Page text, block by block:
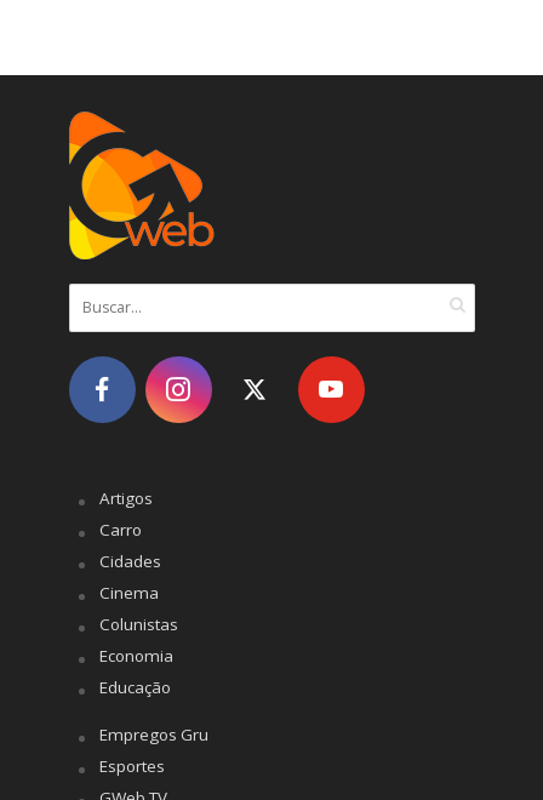
Artigos
Carro
Cidades
Cinema
Colunistas
Economia
Educação
Empregos Gru
Esportes